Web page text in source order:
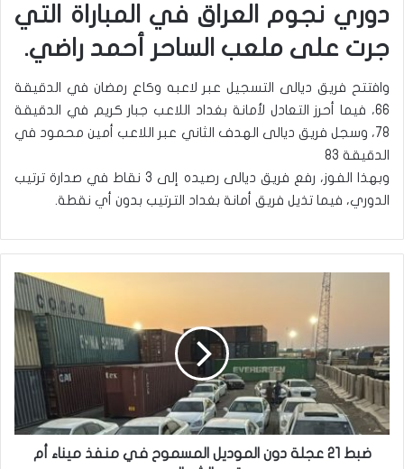
دوري نجوم العراق في المباراة التي
جرت على ملعب الساحر أحمد راضي.
وافتتح فريق ديالى التسجيل عبر لاعبه وكاع رمضان في الدقيقة
66، فيما أحرز التعادل لأمانة بغداد اللاعب جبار كريم في الدقيقة
78، وسجل فريق ديالى الهدف الثاني عبر اللاعب أمين محمود في
الدقيقة 83
وبهذا الفوز، رفع فريق ديالى رصيده إلى 3 نقاط في صدارة ترتيب
الدوري، فيما تذيل فريق أمانة بغداد الترتيب بدون أي نقطة.
1
ع
ل
ة
ضبط 21 عجلة دون الموديل المسموح في منفذ ميناء أم